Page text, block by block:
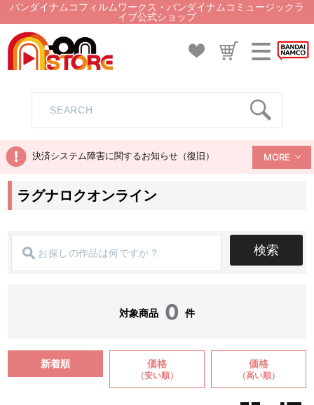
バンダイナムコフィルムワークス・バンダイナムコミュージックラ
イブ公式ショップ
決済システム障害に関するお知らせ（復旧） MORE
ラグナロクオンライン
検索
対象商品 0 件
新着順 価格
（安い順）
価格
（高い順）